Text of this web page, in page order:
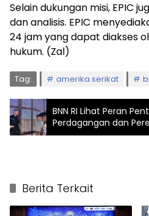
Selain dukungan misi, EPIC
dan analisis. EPIC
24 jam yang dapat diakses
hukum. (Zal)
Tag: amerika serikat
BNN RI Lihat Peran
Perdagangan dan
Lintas Batas Ysleta El
Berita Terkait